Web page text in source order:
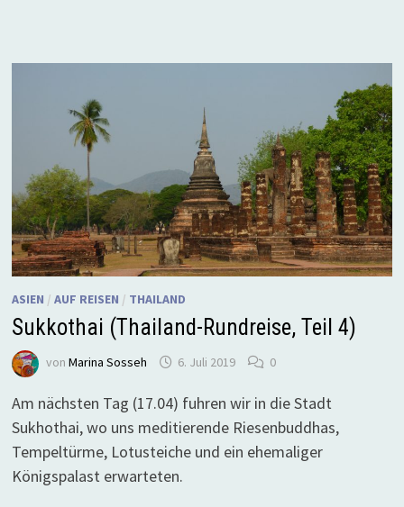
ASIEN / AUF REISEN / THAILAND
Sukkothai (Thailand-Rundreise, Teil 4)
von Marina Sosseh 6. Juli 2019 0
Am nächsten Tag (17.04) fuhren wir in die Stadt
Sukhothai, wo uns meditierende Riesenbuddhas,
Tempeltürme, Lotusteiche und ein ehemaliger
Königspalast erwarteten.